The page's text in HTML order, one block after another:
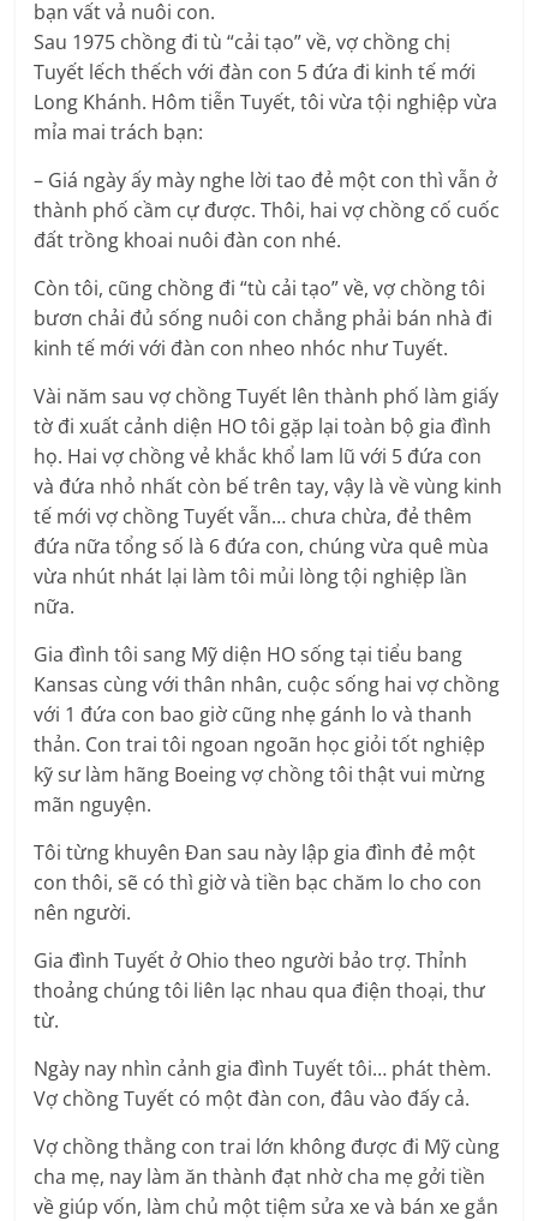
bạn vất vả nuôi con.
Sau 1975 chồng đi tù “cải tạo” về, vợ chồng chị
Tuyết lếch thếch với đàn con 5 đứa đi kinh tế mới
Long Khánh. Hôm tiễn Tuyết, tôi vừa tội nghiệp vừa
mỉa mai trách bạn:
– Giá ngày ấy mày nghe lời tao đẻ một con thì vẫn ở
thành phố cầm cự được. Thôi, hai vợ chồng cố cuốc
đất trồng khoai nuôi đàn con nhé.
Còn tôi, cũng chồng đi “tù cải tạo” về, vợ chồng tôi
bươn chải đủ sống nuôi con chẳng phải bán nhà đi
kinh tế mới với đàn con nheo nhóc như Tuyết.
Vài năm sau vợ chồng Tuyết lên thành phố làm giấy
tờ đi xuất cảnh diện HO tôi gặp lại toàn bộ gia đình
họ. Hai vợ chồng vẻ khắc khổ lam lũ với 5 đứa con
và đứa nhỏ nhất còn bế trên tay, vậy là về vùng kinh
tế mới vợ chồng Tuyết vẫn… chưa chừa, đẻ thêm
đứa nữa tổng số là 6 đứa con, chúng vừa quê mùa
vừa nhút nhát lại làm tôi mủi lòng tội nghiệp lần
nữa.
Gia đình tôi sang Mỹ diện HO sống tại tiểu bang
Kansas cùng với thân nhân, cuộc sống hai vợ chồng
với 1 đứa con bao giờ cũng nhẹ gánh lo và thanh
thản. Con trai tôi ngoan ngoãn học giỏi tốt nghiệp
kỹ sư làm hãng Boeing vợ chồng tôi thật vui mừng
mãn nguyện.
Tôi từng khuyên Ðan sau này lập gia đình đẻ một
con thôi, sẽ có thì giờ và tiền bạc chăm lo cho con
nên người.
Gia đình Tuyết ở Ohio theo người bảo trợ. Thỉnh
thoảng chúng tôi liên lạc nhau qua điện thoại, thư
từ.
Ngày nay nhìn cảnh gia đình Tuyết tôi… phát thèm.
Vợ chồng Tuyết có một đàn con, đâu vào đấy cả.
Vợ chồng thằng con trai lớn không được đi Mỹ cùng
cha mẹ, nay làm ăn thành đạt nhờ cha mẹ gởi tiền
về giúp vốn, làm chủ một tiệm sửa xe và bán xe gắn